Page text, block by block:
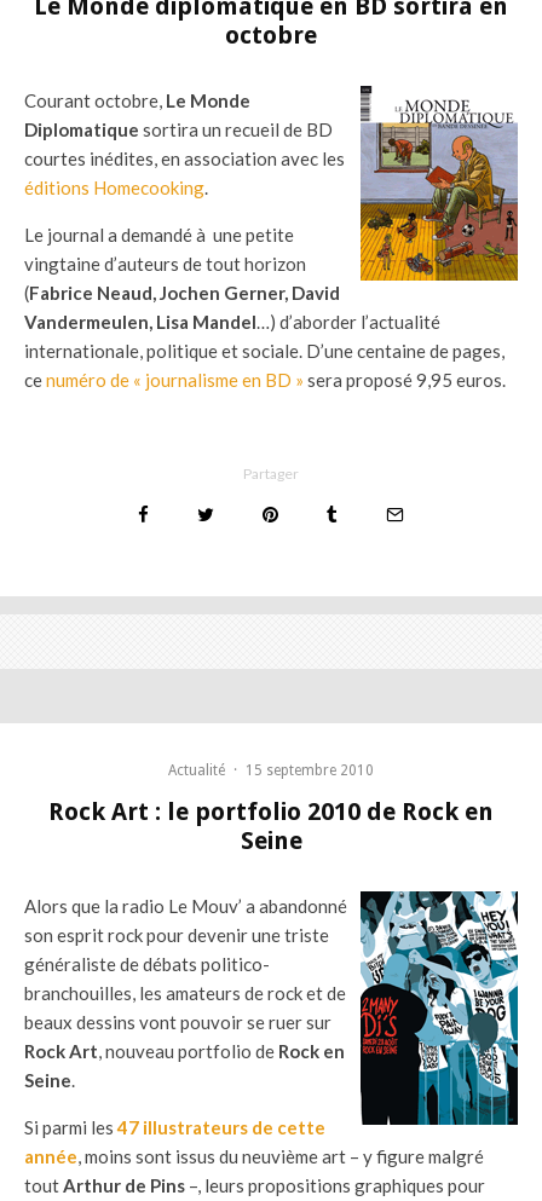
octobre
Courant octobre, Le Monde
Diplomatique sortira un recueil de BD
courtes inédites, en association avec les
éditions Homecooking
Le journal a demandé à une petite
vingtaine d’auteurs de tout horizon
(Fabrice Neaud, Jochen Gerner, David
Vandermeulen, Lisa Mandel …) d’aborder l’actualité
internationale, politique et sociale. D’une centaine de pages,
cenuméro de « journalisme en BD » sera proposé 9,95 euros.
Partager
Actualité · 15 septembre 2010
Rock Art : le portfolio 2010 de Rock en
Seine
Alors que la radio Le Mouv’ a abandonné
son esprit rock pour devenir une triste
généraliste de débats politico-
branchouilles, les amateurs de rock et de
beaux dessins vont pouvoir se ruer sur
Rock Art , nouveau portfolio de Rock en
Seine
Si parmi les47 illustrateurs de cette
année , moins sont issus du neuvième art – y figure malgré
tout Arthur de Pins –, leurs propositions graphiques pour